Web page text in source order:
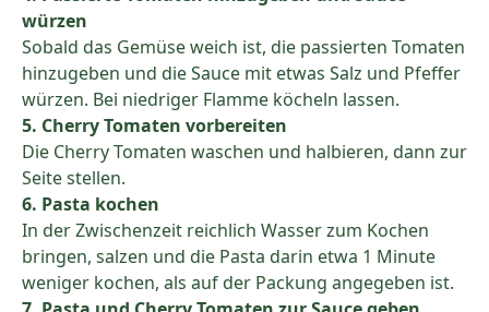
würzen
Sobald das Gemüse weich ist, die passierten Tomaten
hinzugeben und die Sauce mit etwas Salz und Pfeffer
würzen. Bei niedriger Flamme köcheln lassen.
5. Cherry Tomaten vorbereiten
Die Cherry Tomaten waschen und halbieren, dann zur
Seite stellen.
6. Pasta kochen
In der Zwischenzeit reichlich Wasser zum Kochen
bringen, salzen und die Pasta darin etwa 1 Minute
weniger kochen, als auf der Packung angegeben ist.